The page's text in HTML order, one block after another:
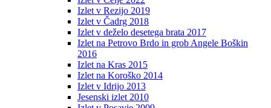
Izlet v Rezijo 2019
Izlet v Čadrg 2018
Izlet v deželo desetega brata 2017
Izlet na Petrovo Brdo in grob Angele Boškin
2016
Izlet na Kras 2015
Izlet na Koroško 2014
Izlet v Idrijo 2013
Jesenski izlet 2010